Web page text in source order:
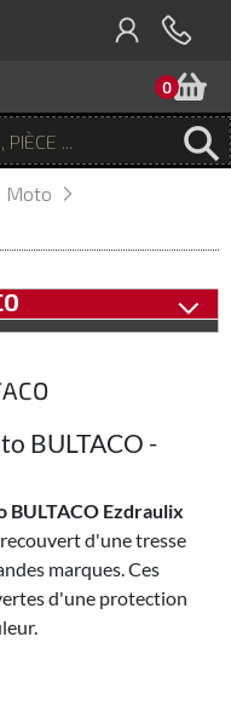
0
Moto
BULTACO -
BULTACO Ezdraulix
d'une tresse
marques. Ces
d'une protection